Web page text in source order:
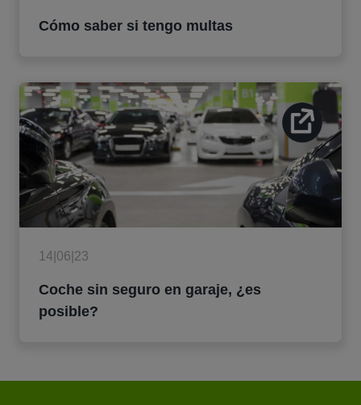
Cómo saber si tengo multas
14|06|23
Coche sin seguro en garaje, ¿es
posible?